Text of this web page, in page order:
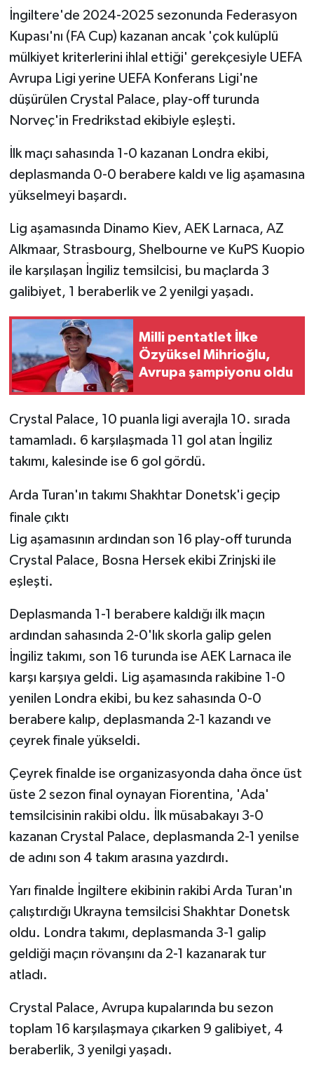
İngiltere'de 2024-2025 sezonunda Federasyon
Kupası'nı (FA Cup) kazanan ancak 'çok kulüplü
mülkiyet kriterlerini ihlal ettiği' gerekçesiyle UEFA
Avrupa Ligi yerine UEFA Konferans Ligi'ne
düşürülen Crystal Palace, play-off turunda
Norveç'in Fredrikstad ekibiyle eşleşti.
İlk maçı sahasında 1-0 kazanan Londra ekibi,
deplasmanda 0-0 berabere kaldı ve lig aşamasına
yükselmeyi başardı.
Lig aşamasında Dinamo Kiev, AEK Larnaca, AZ
Alkmaar, Strasbourg, Shelbourne ve KuPS Kuopio
ile karşılaşan İngiliz temsilcisi, bu maçlarda 3
galibiyet, 1 beraberlik ve 2 yenilgi yaşadı.
Milli pentatlet İlke
Özyüksel Mihrioğlu,
Avrupa şampiyonu oldu
Crystal Palace, 10 puanla ligi averajla 10. sırada
tamamladı. 6 karşılaşmada 11 gol atan İngiliz
takımı, kalesinde ise 6 gol gördü.
Arda Turan'ın takımı Shakhtar Donetsk'i geçip
finale çıktı
Lig aşamasının ardından son 16 play-off turunda
Crystal Palace, Bosna Hersek ekibi Zrinjski ile
eşleşti.
Deplasmanda 1-1 berabere kaldığı ilk maçın
ardından sahasında 2-0'lık skorla galip gelen
İngiliz takımı, son 16 turunda ise AEK Larnaca ile
karşı karşıya geldi. Lig aşamasında rakibine 1-0
yenilen Londra ekibi, bu kez sahasında 0-0
berabere kalıp, deplasmanda 2-1 kazandı ve
çeyrek finale yükseldi.
Çeyrek finalde ise organizasyonda daha önce üst
üste 2 sezon final oynayan Fiorentina, 'Ada'
temsilcisinin rakibi oldu. İlk müsabakayı 3-0
kazanan Crystal Palace, deplasmanda 2-1 yenilse
de adını son 4 takım arasına yazdırdı.
Yarı finalde İngiltere ekibinin rakibi Arda Turan'ın
çalıştırdığı Ukrayna temsilcisi Shakhtar Donetsk
oldu. Londra takımı, deplasmanda 3-1 galip
geldiği maçın rövanşını da 2-1 kazanarak tur
atladı.
Crystal Palace, Avrupa kupalarında bu sezon
toplam 16 karşılaşmaya çıkarken 9 galibiyet, 4
beraberlik, 3 yenilgi yaşadı.